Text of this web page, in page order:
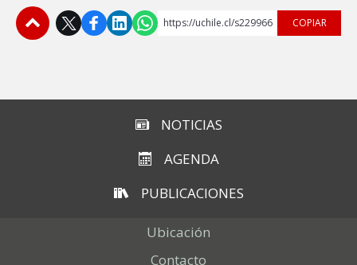
ESTUDIANTES
ACADÉMICOS
https://uchile.cl/s229966 COPIAR
NOTICIAS
AGENDA
PUBLICACIONES
Ubicación
Contacto